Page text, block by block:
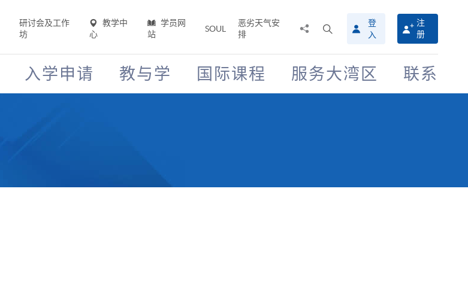
研讨会及工作
坊
教学中
心
学员网
站
SOUL
恶劣天气安
排
搜
寻
介
面
登
入
注
册
入学申请 教与学 国际课程 服务大湾区 联系